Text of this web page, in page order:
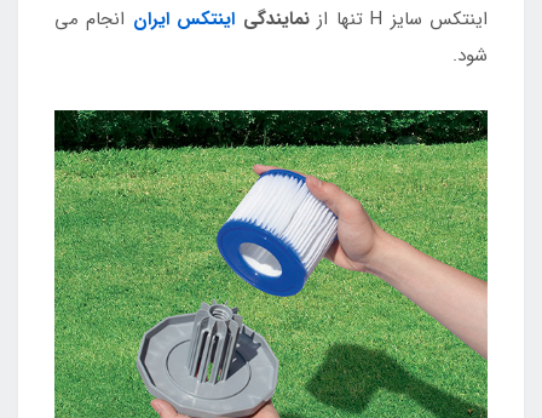
اینتکس سایز H تنها از
نمایندگی اینتکس ایران انجام می
شود.